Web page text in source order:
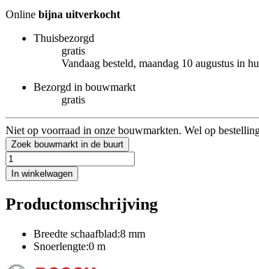
Online bijna uitverkocht
Thuisbezorgd
gratis
Vandaag besteld, maandag 10 augustus in
Bezorgd in bouwmarkt
gratis
Niet op voorraad in onze bouwmarkten. Wel op
Zoek bouwmarkt in de buurt
In winkelwagen
Productomschrijving
Breedte schaafblad:8 mm
Snoerlengte:0 m